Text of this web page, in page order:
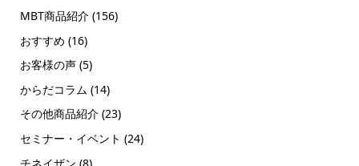
MBT商品紹介(156)
おすすめ (16)
お客様の声(5)
からだコラム (14)
その他商品紹介(23)
セミナー・イベント (24)
チネイザン (8)